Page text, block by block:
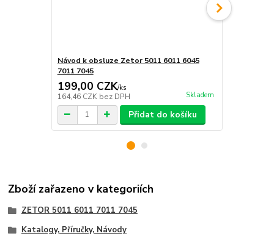
Návod k obsluze Zetor 5011 6011 6045
7011 7045
199,00 CZK/ks
164,46 CZK bez DPH Skladem
Přidat do košíku
Zboží zařazeno v kategoriích
ZETOR 5011 6011 7011 7045
Katalogy, Příručky, Návody